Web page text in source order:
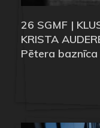
26 SGMF |
KRISTA
Pētera baznīca